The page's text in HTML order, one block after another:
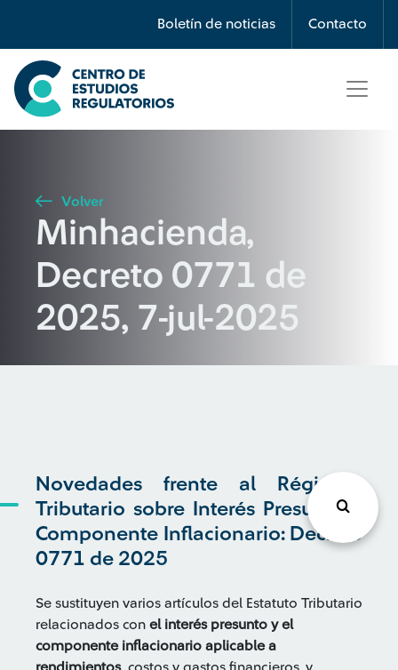
Boletín de noticias Contacto
Búsqueda
Seleccione país
Buscar
Volver
Minhacienda,
Decreto 0771 de
2025, 7-jul-2025
Novedades frente al Régimen
Tributario sobre Interés Presunto y
Componente Inflacionario: Decreto
0771 de 2025
Se sustituyen varios artículos del Estatuto Tributario
relacionados con el interés presunto y el
componente inflacionario aplicable a